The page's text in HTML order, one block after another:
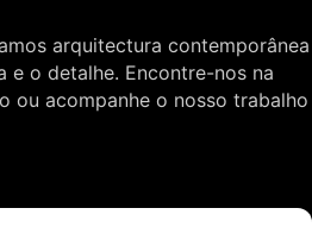
arquitectura contemporânea
e o detalhe. Encontre-nos na
ou acompanhe o nosso trabalho